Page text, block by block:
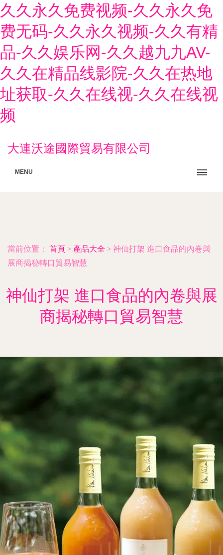
久久永久免费视频-久久永久免
费无码-久久永久视频-久久有精
品-久久娱乐网-久久越九九AV-
久久在精品线影院-久久在热地
址获取-久久在线视-久久在线视
频
大連沃途國際貿易有限公司
MENU
當前位置： 首頁 > 產品大全 > 神仙打架 進口食品的內卷與
展商揭秘轉口貿易智慧
神仙打架 進口食品的內卷與展
商揭秘轉口貿易智慧